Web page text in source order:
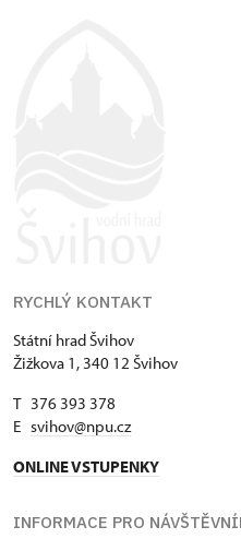
RYCHLÝ KONTAKT
Státní hrad Švihov
Žižkova 1, 340 12 Švihov
T 376 393 378
E svihov@npu.cz
ONLINE VSTUPENKY
INFORMACE PRO